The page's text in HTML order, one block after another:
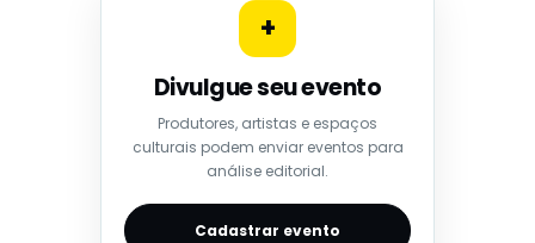
+
Divulgue seu evento
Produtores, artistas e espaços
culturais podem enviar eventos para
análise editorial.
Cadastrar evento